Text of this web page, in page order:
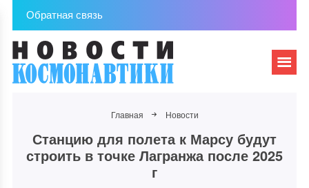
Обратная связь
Главная Новости
Станцию для полета к Марсу будут
строить в точке Лагранжа после 2025
г